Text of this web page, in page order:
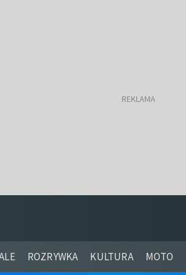
ROZRYWKA KULTURA MOTO